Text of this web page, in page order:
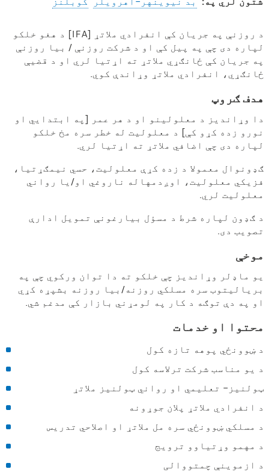
په
روزنه
/
روزنه
کې
انفرادي
ملاتړ
د روزنې په جریان کې انفرادي ملاتړ [IFA] د هغو خلکو
لپاره دی چې په پیل کې او د شرکت روزنې / بیا روزنې
په جریان کې ځانګړي ملاتړ ته اړتیا لري او د قضیې
ځانګړي، انفرادي ملاتړ وړاندې کوي.
هدف ګروپ
دا وړاندیز د معلولینو او د هر عمر [په ابتدايي او
نورو زده کړو کې] د معلولیت له خطر سره مخ خلکو
لپاره دی چې اضافي ملاتړ ته اړتیا لري.
ګډونوال معمولا د زده کړې معلولیت، حسي نیمګړتیا،
فزیکي معلولیت، اوږدمهاله ناروغي او/یا رواني
معلولیت لري.
د ګډون لپاره شرط د مسؤل بیارغونې تمویل ادارې
تصویب دی.
موخې
یو ماډلر وړاندیز چې خلکو ته دا توان ورکوي چې په
بریالیتوب سره مسلکي روزنه/بیا روزنه بشپړه کړي
او په دې توګه د کار په لومړني بازار کې مدغم شي.
محتوا او خدمات
د ښوونځي پوهه تازه کول
د یو مناسب شرکت ترلاسه کول
ټولنیز- تعلیمي او رواني ټولنیز ملاتړ
د انفرادي ملاتړ پلان جوړونه
د مسلکي ښوونځي سره مل ملاتړ او اصلاحي تدریس
د مهمو وړتیاوو ترویج
د ازموینې چمتووالی